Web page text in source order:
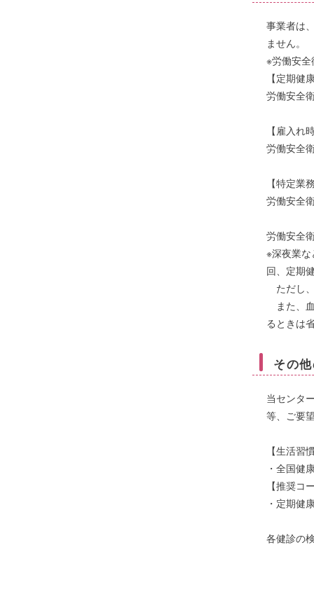
事業者は
ません。
※労働安
【定期健
労働安全
【雇入れ
労働安全
【特定業
労働安全
労働安全
※深夜業
回、定期
ただし
また、
るときは
その
当センタ
等、ご要
【生活習
・全国健
【推奨コ
・定期健
各健診の